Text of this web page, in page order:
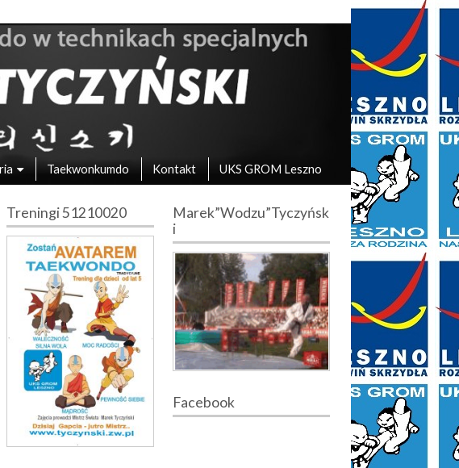
Taekwonkumdo Kontakt UKS GROM Leszno
Treningi 51210020
Marek”Wodzu”Tyczyńsk
i
Facebook